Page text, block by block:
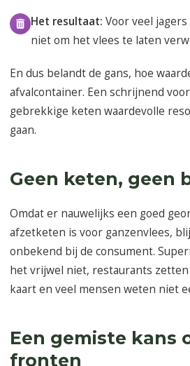
Het resultaat: Voor veel
niet om het vlees te laten
En dus belandt de gans, hoe
afvalcontainer. Een schrijnend
gebrekkige keten waardevolle
gaan.
Geen keten, geen
Omdat er nauwelijks een goed
afzetketen is voor ganzenvlees,
onbekend bij de consument.
het vrijwel niet, restaurants
kaart en veel mensen weten niet
Een gemiste kans
fronten